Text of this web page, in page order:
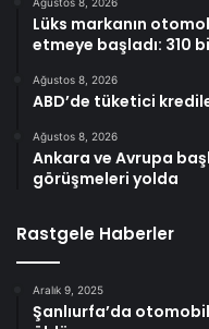
Lüks markanın
etmeye başladı: 310
Ağustos 8, 2026
ABD’de tüketici
Ağustos 8, 2026
Ankara ve Avrupa
görüşmeleri yolda
Rastgele Haberler
Aralık 9, 2025
Şanlıurfa’da